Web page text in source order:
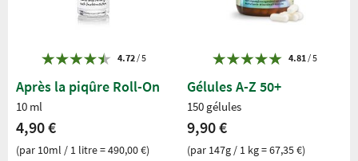
4.72/ 5
Après la piqûre Roll-On
10 ml
4,90 €
(par 10ml / 1 litre = 490,00 €)
4.81/ 5
Gélules A-Z 50+
150 gélules
9,90 €
(par 147g / 1 kg = 67,35 €)